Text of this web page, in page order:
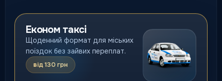
Економ таксі
Щоденний формат для міських
поїздок без зайвих переплат.
від 130 грн